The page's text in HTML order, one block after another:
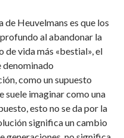
Heuvelmans es que los
al abandonar la
vida más «bestial», el
como un supuesto
suele imaginar como una
esto no se da por la
significa un cambio